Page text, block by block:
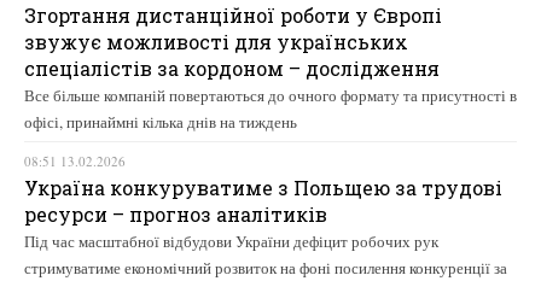
Згортання дистанційної роботи у Європі
звужує можливості для українських
спеціалістів за кордоном – дослідження
Все більше компаній повертаються до очного формату та присутності в
офісі, принаймні кілька днів на тиждень
08:51 13.02.2026
Україна конкуруватиме з Польщею за трудові
ресурси – прогноз аналітиків
Під час масштабної відбудови України дефіцит робочих рук
стримуватиме економічний розвиток на фоні посилення конкуренції за